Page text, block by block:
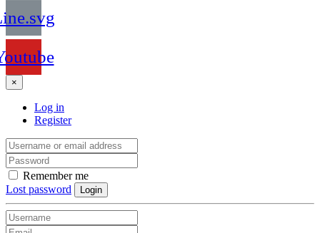
×
Log in
Register
Remember me
Lost password
Login